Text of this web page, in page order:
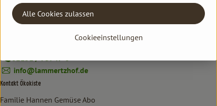
Kontakt allgemein
Neu Lammertzhof, 41564 Kaarst
info@lammertzhof.de
Kontakt Ökokiste
Familie Hannen Gemüse Abo
Cookieeinstellungen
Alle Cookies zulassen